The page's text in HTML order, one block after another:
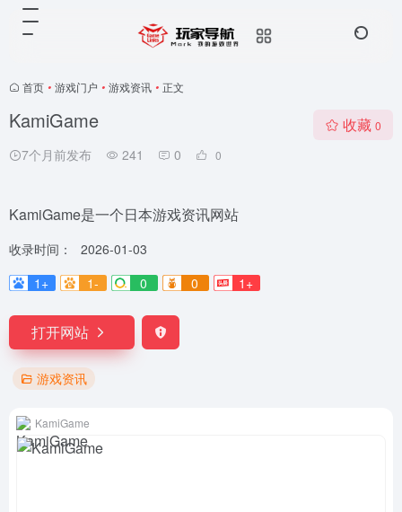
首页 • 游戏门户 • 游戏资讯 • 正文
KamiGame
7个月前发布 241 0 0
收藏 0
KamiGame是一个日本游戏资讯网站
收录时间：
2026-01-03
1+
1- 0 0 1+
打开网站
游戏资讯
KamiGame